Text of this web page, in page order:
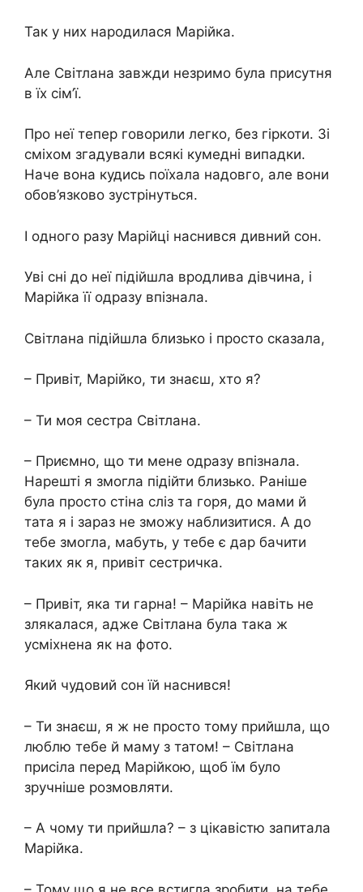
Так у них народилася Марійка.
Але Світлана завжди незримо була присутня
в їх сім’ї.
Про неї тепер говорили легко, без гіркоти. Зі
сміхом згадували всякі кумедні випадки.
Наче вона кудись поїхала надовго, але вони
обов’язково зустрінуться.
І одного разу Марійці наснився дивний сон.
Уві сні до неї підійшла вродлива дівчина, і
Марійка її одразу впізнала.
Світлана підійшла близько і просто сказала,
– Привіт, Марійко, ти знаєш, хто я?
– Ти моя сестра Світлана.
– Приємно, що ти мене одразу впізнала.
Нарешті я змогла підійти близько. Раніше
була просто стіна сліз та горя, до мами й
тата я і зараз не зможу наблизитися. А до
тебе змогла, мабуть, у тебе є дар бачити
таких як я, привіт сестричка.
– Привіт, яка ти гарна! – Марійка навіть не
злякалася, адже Світлана була така ж
усміхнена як на фото.
Який чудовий сон їй наснився!
– Ти знаєш, я ж не просто тому прийшла, що
люблю тебе й маму з татом! – Світлана
присіла перед Марійкою, щоб їм було
зручніше розмовляти.
– А чому ти прийшла? – з цікавістю запитала
Марійка.